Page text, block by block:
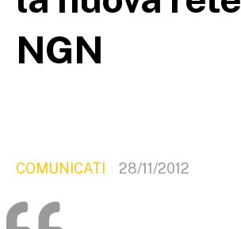
NGN
COMUNICATI 28/11/2012